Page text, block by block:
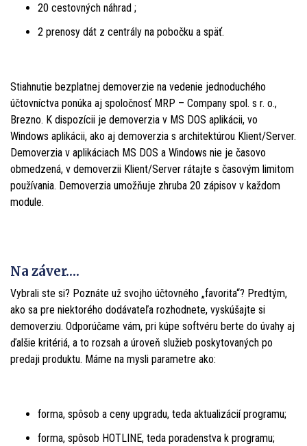
20 cestovných náhrad ;
2 prenosy dát z centrály na pobočku a späť.
Stiahnutie bezplatnej demoverzie na vedenie jednoduchého
účtovníctva ponúka aj spoločnosť MRP – Company spol. s r. o.,
Brezno. K dispozícii je demoverzia v MS DOS aplikácii, vo
Windows aplikácii, ako aj demoverzia s architektúrou Klient/Server.
Demoverzia v aplikáciach MS DOS a Windows nie je časovo
obmedzená, v demoverzii Klient/Server rátajte s časovým limitom
používania. Demoverzia umožňuje zhruba 20 zápisov v každom
module.
Na záver….
Vybrali ste si? Poznáte už svojho účtovného „favorita“? Predtým,
ako sa pre niektorého dodávateľa rozhodnete, vyskúšajte si
demoverziu. Odporúčame vám, pri kúpe softvéru berte do úvahy aj
ďalšie kritériá, a to rozsah a úroveň služieb poskytovaných po
predaji produktu. Máme na mysli parametre ako:
forma, spôsob a ceny upgradu, teda aktualizácií programu;
forma, spôsob HOTLINE, teda poradenstva k programu;